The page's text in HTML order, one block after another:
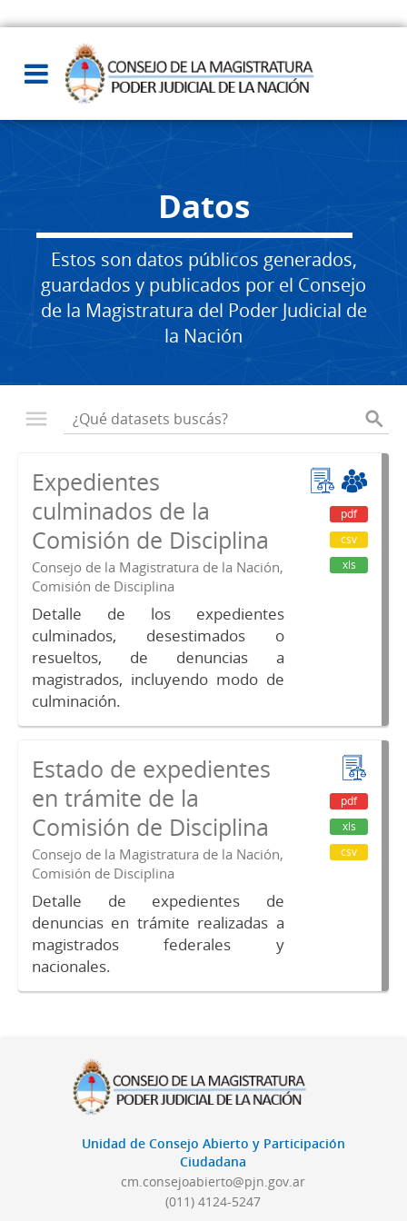
Datos
Estos son datos públicos generados,
guardados y publicados por el Consejo
de la Magistratura del Poder Judicial de
la Nación
Expedientes
culminados de la
Comisión de Disciplina
Consejo de la Magistratura de la Nación,
Comisión de Disciplina
Detalle de los expedientes
culminados, desestimados o
resueltos, de denuncias a
magistrados, incluyendo modo de
culminación.
pdf
csv
xls
Estado de expedientes
en trámite de la
Comisión de Disciplina
Consejo de la Magistratura de la Nación,
Comisión de Disciplina
Detalle de expedientes de
denuncias en trámite realizadas a
magistrados federales y
nacionales.
pdf
xls
csv
Unidad de Consejo Abierto y Participación
Ciudadana
cm.consejoabierto@pjn.gov.ar
(011) 4124-5247